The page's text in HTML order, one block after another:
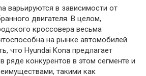
варьируются в зависимости от
двигателя. В целом,
кроссовера весьма
на рынке автомобилей.
что Hyundai Kona предлагает
ряде конкурентов в этом сегменте и
такими как